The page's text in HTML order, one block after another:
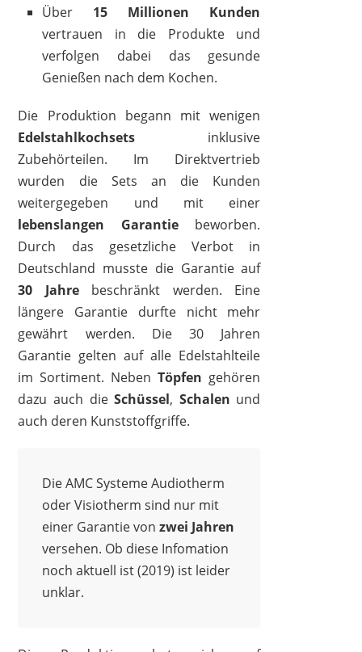
Über 15 Millionen Kunden
vertrauen in die Produkte und
verfolgen dabei das gesunde
Genießen nach dem Kochen.
Die Produktion begann mit wenigen
Edelstahlkochsets inklusive
Zubehörteilen. Im Direktvertrieb
wurden die Sets an die Kunden
weitergegeben und mit einer
lebenslangen
Garantiebeworben.
Durch das gesetzliche Verbot in
Deutschland musste die Garantie auf
30 Jahrebeschränkt werden. Eine
längere Garantie durfte nicht mehr
gewährt werden. Die 30 Jahren
Garantie gelten auf alle Edelstahlteile
im Sortiment. NebenTöpfen gehören
dazu auch dieSchüssel, Schalen und
auch deren Kunststoffgriffe.
Die AMC Systeme Audiotherm
oder Visiotherm sind nur mit
einer Garantie vonzwei Jahren
versehen. Ob diese Infomation
noch aktuell ist (2019) ist leider
unklar.